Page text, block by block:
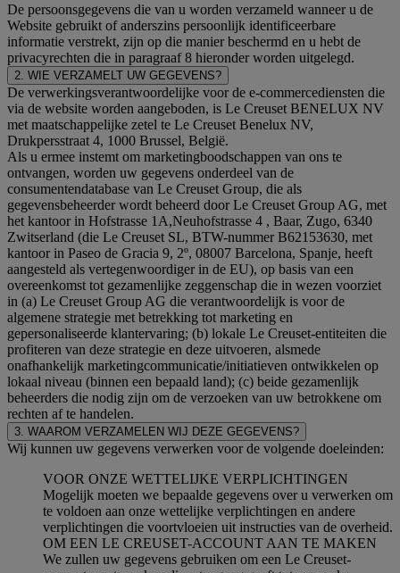
De persoonsgegevens die van u worden verzameld wanneer u de
Website gebruikt of anderszins persoonlijk identificeerbare
informatie verstrekt, zijn op die manier beschermd en u hebt de
privacyrechten die in paragraaf 8 hieronder worden uitgelegd.
2. WIE VERZAMELT UW GEGEVENS?
De verwerkingsverantwoordelijke voor de e-commercediensten die
via de website worden aangeboden, is Le Creuset BENELUX NV
met maatschappelijke zetel te Le Creuset Benelux NV,
Drukpersstraat 4, 1000 Brussel, België.
Als u ermee instemt om marketingboodschappen van ons te
ontvangen, worden uw gegevens onderdeel van de
consumentendatabase van Le Creuset Group, die als
gegevensbeheerder wordt beheerd door Le Creuset Group AG, met
het kantoor in Hofstrasse 1A,Neuhofstrasse 4 , Baar, Zugo, 6340
Zwitserland (die Le Creuset SL, BTW-nummer B62153630, met
kantoor in Paseo de Gracia 9, 2º, 08007 Barcelona, Spanje, heeft
aangesteld als vertegenwoordiger in de EU), op basis van een
overeenkomst tot gezamenlijke zeggenschap die in wezen voorziet
in (a) Le Creuset Group AG die verantwoordelijk is voor de
algemene strategie met betrekking tot marketing en
gepersonaliseerde klantervaring; (b) lokale Le Creuset-entiteiten die
profiteren van deze strategie en deze uitvoeren, alsmede
onafhankelijk marketingcommunicatie/initiatieven ontwikkelen op
lokaal niveau (binnen een bepaald land); (c) beide gezamenlijk
beheerders die nodig zijn om de verzoeken van uw betrokkene om
rechten af te handelen.
3. WAAROM VERZAMELEN WIJ DEZE GEGEVENS?
Wij kunnen uw gegevens verwerken voor de volgende doeleinden:
VOOR ONZE WETTELIJKE VERPLICHTINGEN
Mogelijk moeten we bepaalde gegevens over u verwerken om
te voldoen aan onze wettelijke verplichtingen en andere
verplichtingen die voortvloeien uit instructies van de overheid.
OM EEN LE CREUSET-ACCOUNT AAN TE MAKEN
We zullen uw gegevens gebruiken om een Le Creuset-